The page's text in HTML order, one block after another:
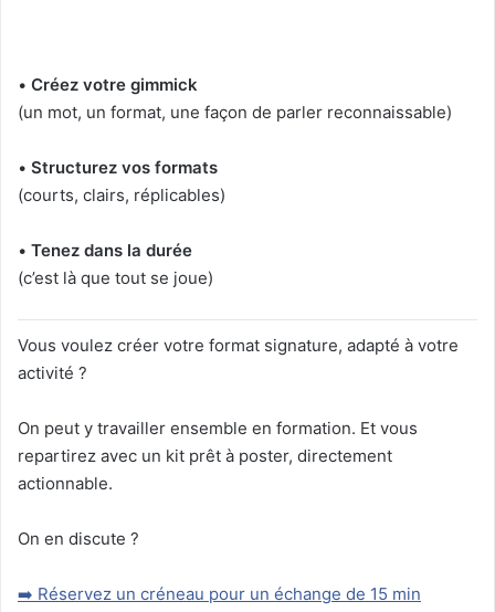
• Créez votre gimmick
(un mot, un format, une façon de parler reconnaissable)
• Structurez vos formats
(courts, clairs, réplicables)
• Tenez dans la durée
(c’est là que tout se joue)
Vous voulez créer votre format signature, adapté à votre
activité ?
On peut y travailler ensemble en formation. Et vous
repartirez avec un kit prêt à poster, directement
actionnable.
On en discute ?
➡️ Réservez un créneau pour un échange de 15 min